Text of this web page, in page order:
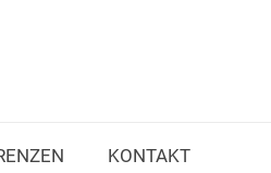
KONTAKT